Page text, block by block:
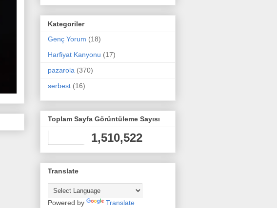
Kategoriler
Genç Yorum (18)
Harfiyat Kanyonu (17)
pazarola (370)
serbest (16)
Toplam Sayfa Görüntüleme Sayısı
1,510,522
Translate
Powered by Translate